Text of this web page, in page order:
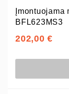
Įmontuojama
BFL623MS3
202,00 €